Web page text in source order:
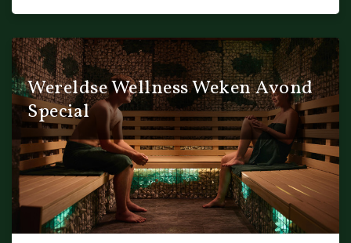
Wereldse Wellness Weken Avond
Special